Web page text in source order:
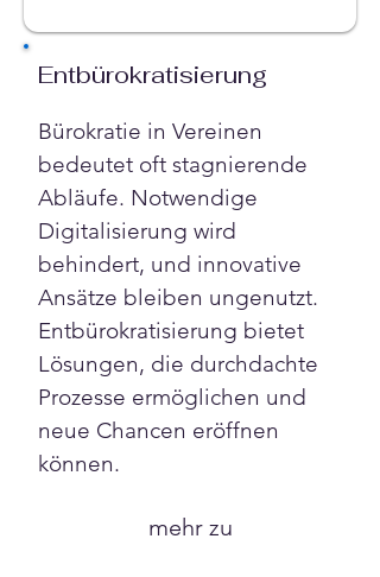
Entbürokratisierung
Bürokratie in Vereinen
bedeutet oft stagnierende
Abläufe. Notwendige
Digitalisierung wird
behindert, und innovative
Ansätze bleiben ungenutzt.
Entbürokratisierung bietet
Lösungen, die durchdachte
Prozesse ermöglichen und
neue Chancen eröffnen
können.
mehr zu